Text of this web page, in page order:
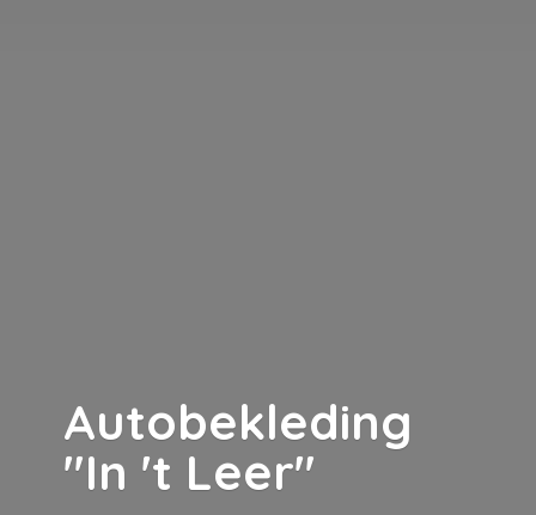
Autobekleding
"In 't Leer"